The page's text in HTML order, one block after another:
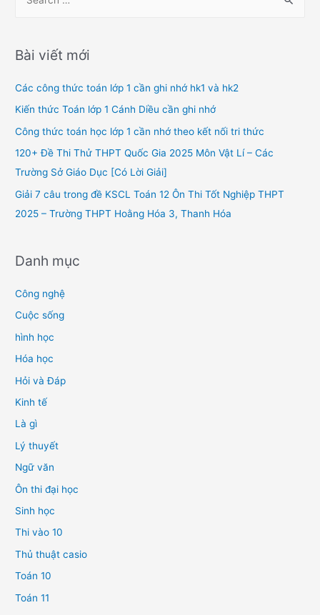
r
h
f
o
Bài viết mới
Các công thức toán lớp 1 cần ghi nhớ hk1 và hk2
Kiến thức Toán lớp 1 Cánh Diều cần ghi nhớ
Công thức toán học lớp 1 cần nhớ theo kết nối tri thức
120+ Đề Thi Thử THPT Quốc Gia 2025 Môn Vật Lí – Các
Trường Sở Giáo Dục [Có Lời Giải]
Giải 7 câu trong đề KSCL Toán 12 Ôn Thi Tốt Nghiệp THPT
2025 – Trường THPT Hoằng Hóa 3, Thanh Hóa
Danh mục
Công nghệ
Cuộc sống
hình học
Hóa học
Hỏi và Đáp
Kinh tế
Là gì
Lý thuyết
Ngữ văn
Ôn thi đại học
Sinh học
Thi vào 10
Thủ thuật casio
Toán 10
Toán 11